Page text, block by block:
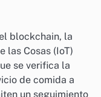
han sido
ayudan